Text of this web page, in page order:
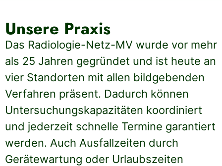
Unsere Praxis
Das Radiologie-Netz-MV wurde vor mehr
als 25 Jahren gegründet und ist heute an
vier Standorten mit allen bildgebenden
Verfahren präsent. Dadurch können
Untersuchungskapazitäten koordiniert
und jederzeit schnelle Termine garantiert
werden. Auch Ausfallzeiten durch
Gerätewartung oder Urlaubszeiten